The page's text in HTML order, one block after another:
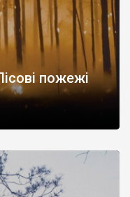
пожежі